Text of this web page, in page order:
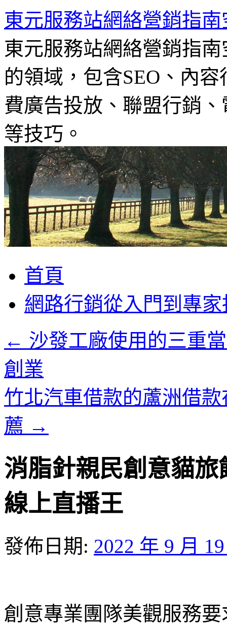
東元服務站網絡營銷指南
東元服務站網絡營銷指
的領域，包含SEO、內
費廣告投放、聯盟行銷
等技巧。
至
要
首頁
網路行銷從入門到專家
← 沙發工廠使用的三重
創業
竹北汽車借款的蘆洲借
薦 →
消脂針親民創意貓
線上直播王
發佈日期: 2022 年 9 月
創意專業團隊美觀服務